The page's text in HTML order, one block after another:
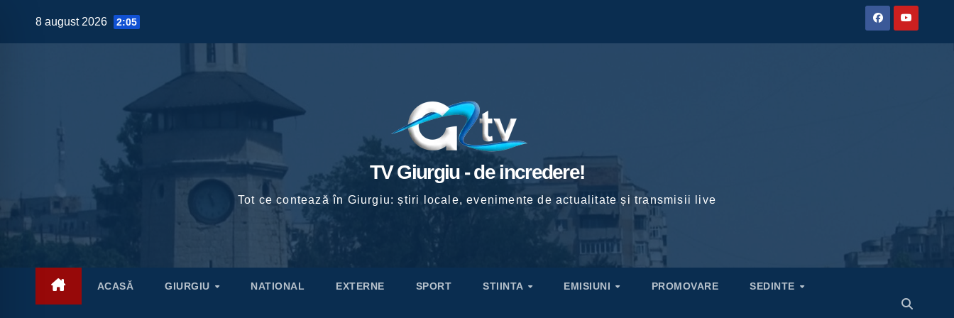
8 august 2026 2:05
TV Giurgiu - de incredere!
Tot ce contează în Giurgiu: știri locale, evenimente de actualitate și transmisii live
ACASĂ GIURGIU NATIONAL EXTERNE SPORT STIINTA EMISIUNI PROMOVARE SEDINTE